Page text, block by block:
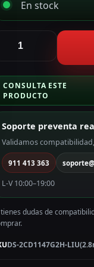
En stock
CONSULTA ESTE
PRODUCTO
Soporte preventa
Validamos
911 413 363
L-V 10:00–19:00
dudas de
DS-2CD1147G2H-